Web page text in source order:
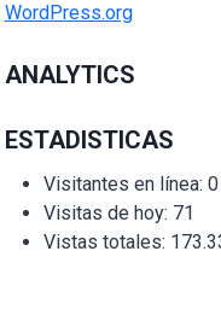
WordPress.org
ANALYTICS
ESTADISTICAS
Visitantes en línea: 0
Visitas de hoy: 71
Vistas totales: